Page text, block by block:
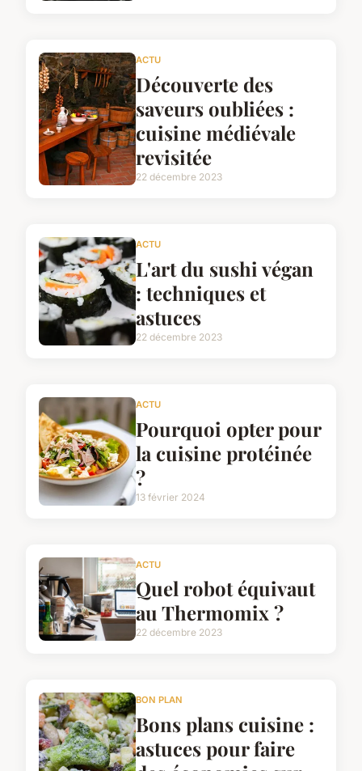
ACTU
Découverte des
saveurs oubliées :
cuisine médiévale
revisitée
22 décembre 2023
ACTU
L'art du sushi végan
: techniques et
astuces
22 décembre 2023
ACTU
Pourquoi opter pour
la cuisine protéinée
?
13 février 2024
ACTU
Quel robot équivaut
au Thermomix ?
22 décembre 2023
BON PLAN
Bons plans cuisine :
astuces pour faire